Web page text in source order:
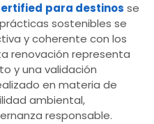
para destinos se
sostenibles se
y coherente con los
renovación representa
y una validación
en materia de
ambiental,
responsable.